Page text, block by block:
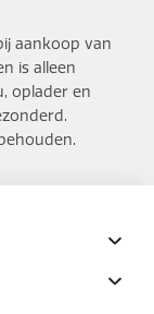
aankoop van
is alleen
oplader en